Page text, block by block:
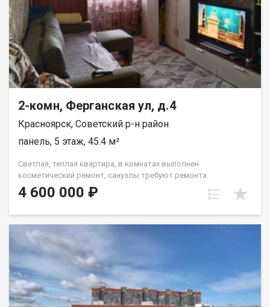
2-комн, Ферганская ул, д.4
Красноярск, Советский р-н район
панель, 5 этаж, 45.4 м²
Светлая, теплая квартира, в комнатах выполнен
косметический ремонт, санузлы требуют ремонта.
Установлены окна ПВХ, балкон остеклен ( дерево). Проход на
этаж закрывается. Дом газифицирован! Район с развитой
культуры и спорта Металлургов, магазины, торговый
комплекс Роща, парк "Гвардейский", набережная "Зеленый
берег". Без проблем можно уехать в любую точку города.
Документы полностью готовы к продаже, долгов и
обременений на квартире нет! Торг возможен! Чистая
продажа.
4 600 000 ₽